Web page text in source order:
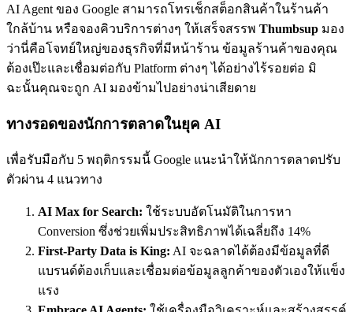
AI Agent ของ Google สามารถโทรเช็กสต็อกสินค้าในร้านค้า
ใกล้บ้าน หรือจองคิวบริการต่างๆ ให้เสร็จสรรพ Thumbsup มอง
ว่านี่คือโจทย์ใหญ่ของธุรกิจที่มีหน้าร้าน ข้อมูลร้านค้าของคุณ
ต้องเป๊ะและเชื่อมต่อกับ Platform ต่างๆ ได้อย่างไร้รอยต่อ มิ
ฉะนั้นคุณจะถูก AI มองข้ามไปอย่างน่าเสียดาย
ทางรอดของนักการตลาดในยุค AI
เพื่อรับมือกับ 5 พฤติกรรมนี้ Google แนะนำให้นักการตลาดปรับ
ตัวผ่าน 4 แนวทาง
AI Max for Search: ใช้ระบบอัตโนมัติในการหา
Conversion ซึ่งช่วยเพิ่มประสิทธิภาพได้เฉลี่ยถึง 14%
First-Party Data is King: AI จะฉลาดได้ต้องมีข้อมูลที่ดี
แบรนด์ต้องเก็บและเชื่อมต่อข้อมูลลูกค้าของตัวเองให้แข็ง
แรง